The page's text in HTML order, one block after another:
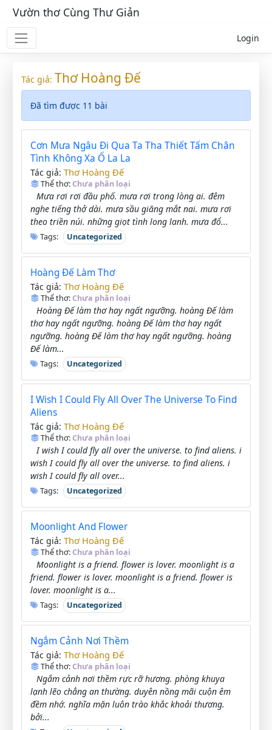
Vườn thơ Cùng Thư Giản
Login
Tác giả: Thơ Hoàng Đế
Đã tìm được 11 bài
Cơn Mưa Ngâu Đi Qua Ta Tha Thiết Tấm Chân
Tình Không Xa Ố La La
Tác giả: Thơ Hoàng Đế
Thể thơ:Chưa phân loại
Mưa rơi rơi đầu phố. mưa rơi trong lòng ai. đêm
nghe tiếng thở dài. mưa sầu giăng mắt nai. mưa rơi
theo triền núi. những giọt tình long lanh. mưa đổ...
Tags: Uncategorized
Hoàng Đế Làm Thơ
Tác giả: Thơ Hoàng Đế
Thể thơ:Chưa phân loại
Hoàng Đế làm thơ hay ngất ngưỡng. hoàng Đế làm
thơ hay ngất ngưỡng. hoàng Đế làm thơ hay ngất
ngưỡng. hoàng Đế làm thơ hay ngất ngưỡng. hoàng
Đế làm...
Tags: Uncategorized
I Wish I Could Fly All Over The Universe To Find
Aliens
Tác giả: Thơ Hoàng Đế
Thể thơ:Chưa phân loại
I wish I could fly all over the universe. to find aliens. i
wish I could fly all over the universe. to find aliens. i
wish I could fly all over...
Tags: Uncategorized
Moonlight And Flower
Tác giả: Thơ Hoàng Đế
Thể thơ:Chưa phân loại
Moonlight is a friend. flower is lover. moonlight is a
friend. flower is lover. moonlight is a friend. flower is
lover. moonlight is a...
Tags: Uncategorized
Ngắm Cảnh Nơi Thềm
Tác giả: Thơ Hoàng Đế
Thể thơ:Chưa phân loại
Ngắm cảnh nơi thềm rực rỡ hương. phòng khuya
lạnh lẽo chẳng an thường. duyên nồng mãi cuộn êm
đềm nhớ. nghĩa mặn luôn trào khắc khoải thương.
bởi...